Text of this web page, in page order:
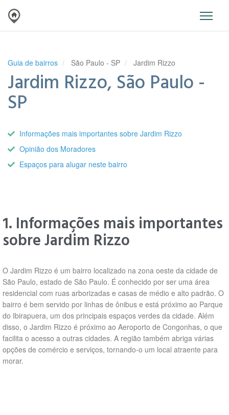
Guia de bairros São Paulo - SP Jardim Rizzo
Jardim Rizzo, São Paulo -
SP
Informações mais importantes sobre Jardim Rizzo
Opinião dos Moradores
Espaços para alugar neste bairro
1. Informações mais importantes
sobre Jardim Rizzo
O Jardim Rizzo é um bairro localizado na zona oeste da cidade de
São Paulo, estado de São Paulo. É conhecido por ser uma área
residencial com ruas arborizadas e casas de médio e alto padrão. O
bairro é bem servido por linhas de ônibus e está próximo ao Parque
do Ibirapuera, um dos principais espaços verdes da cidade. Além
disso, o Jardim Rizzo é próximo ao Aeroporto de Congonhas, o que
facilita o acesso a outras cidades. A região também abriga várias
opções de comércio e serviços, tornando-o um local atraente para
morar.